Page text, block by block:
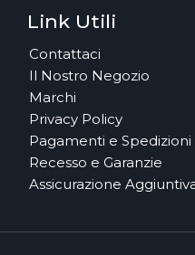
Link Utili
Contattaci
Il Nostro Negozio
Marchi
Privacy Policy
Pagamenti e Spedizioni
Recesso e Garanzie
Assicurazione